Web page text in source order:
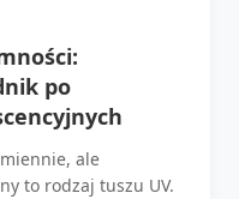
po
ale
to rodzaj tuszu UV.